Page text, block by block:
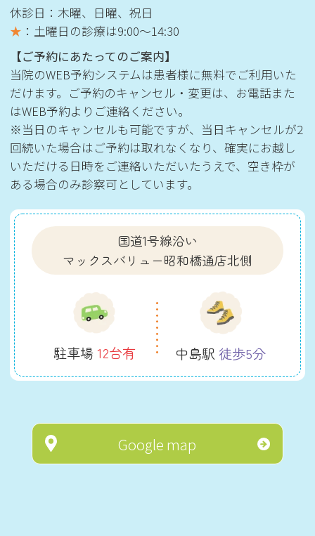
休診日：木曜、日曜、祝日
★ ：土曜日の診療は9:00〜14:30
【ご予約にあたってのご案内】
当院のWEB予約システムは患者様に無料でご利用いた
だけます。ご予約のキャンセル・変更は、お電話また
はWEB予約よりご連絡ください。
※当日のキャンセルも可能ですが、当日キャンセルが2
回続いた場合はご予約は取れなくなり、確実にお越し
いただける日時をご連絡いただいたうえで、空き枠が
ある場合のみ診察可としています。
国道1号線沿い
マックスバリュー昭和橋通店北側
駐車場12台有 中島駅徒歩5分
Google map